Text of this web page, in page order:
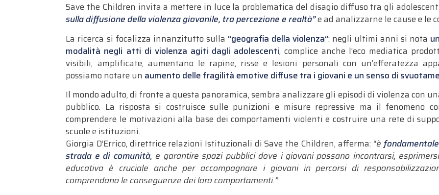
Save the Children invita a mettere in luce la problematica del disagio diffuso tra gli
sulla diffusione della violenza giovanile, tra percezione e realtà”e ad analizzarne le cause e le
La ricerca si focalizza innanzitutto sulla “geografia della violenza”: negli ultimi anni si nota
modalità negli atti di violenza agiti dagli adolescenti, complice anche l’eco mediatica
visibili, amplificate, aumentano le rapine, risse e lesioni personali con un’efferatezza
possiamo notare un aumento delle fragilità emotive diffuse tra i giovani e un senso di
Il mondo adulto, di fronte a questa panoramica, sembra analizzare gli episodi di violenza con
pubblico. La risposta si costruisce sulle punizioni e misure repressive ma il fenomeno
comprendere le motivazioni alla base dei comportamenti violenti e costruire una rete di
scuole e istituzioni.
Giorgia D’Errico, direttrice relazioni Istituzionali di Save the Children, afferma: “è
strada e di comunità, e garantire spazi pubblici dove i giovani possano incontrarsi,
educativa è cruciale anche per accompagnare i giovani in percorsi di
comprendano le conseguenze dei loro comportamenti.”